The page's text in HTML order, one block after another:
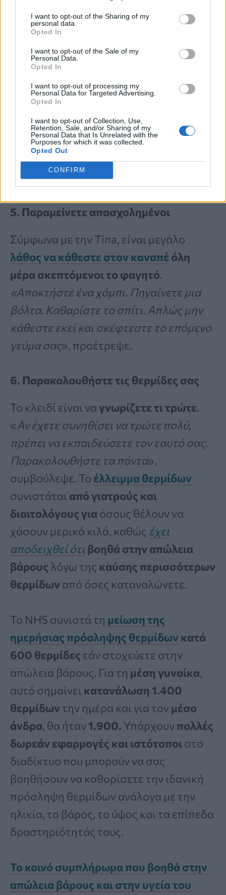
I want to opt-out of the Sharing of my
personal data.
Opted In
I want to opt-out of the Sale of my
Personal Data.
Opted In
I want to opt-out of processing my
Personal Data for Targeted Advertising.
Opted In
I want to opt-out of Collection, Use,
Retention, Sale, and/or Sharing of my
Personal Data that Is Unrelated with the
Purposes for which it was collected.
Opted Out
CONFIRM
στοχεύουν σεέξι έως οκτώ ποτήρια
υγρών την ημέρα
περιλαμβάνει:
νερό,
γάλα χαμηλών λιπαρών,
τσάι,
καφέ
και ποτά με χαμηλότερη
περιεκτικότητα σε ζάχαρη.
5. Παραμείνετε απασχολημένοι
Σύμφωνα με την Tina, είναι μεγάλο
λάθος να κάθεστε στον καναπέ όλη
μέρα σκεπτόμενοι το φαγητό.
«Αποκτήστε ένα χόμπι. Πηγαίνετε μια
βόλτα. Καθαρίστε το σπίτι. Απλώς μην
κάθεστε εκεί και σκέφτεστε το επόμενο
γεύμα σας», προέτρεψε.
6. Παρακολουθήστε τις θερμίδες σας
Το κλειδί είναι ναγνωρίζετε τι τρώτε.
«Αν έχετε συνηθίσει να τρώτε πολύ,
πρέπει να εκπαιδεύσετε τον εαυτό σας.
Παρακολουθήστε τα πάντα»,
συμβούλεψε. Το έλλειμμα θερμίδων
συνιστάται από γιατρούς και
διαιτολόγους για όσους θέλουν να
χάσουν μερικά κιλά, καθώς έχει
αποδειχθεί ότι βοηθά στην απώλεια
βάρους λόγω της καύσης περισσότερων
θερμίδων από όσες καταναλώνετε.
Το NHS συνιστά τη μείωση της
ημερήσιας πρόσληψης θερμίδωνκατά
600 θερμίδες εάν στοχεύετε στην
απώλεια βάρους. Για τη μέση γυναίκα,
αυτό σημαίνει κατανάλωση 1.400
θερμίδων την ημέρα και για τον μέσο
άνδρα, θα ήταν 1.900. Υπάρχουν πολλές
δωρεάν εφαρμογές και ιστότοποιστο
διαδίκτυο που μπορούν να σας
βοηθήσουν να καθορίσετε την ιδανική
πρόσληψη θερμίδων ανάλογα με την
ηλικία, το βάρος, το ύψος και τα επίπεδα
δραστηριότητάς τους.
Το κοινό συμπλήρωμα που βοηθά στην
απώλεια βάρους και στην υγεία του